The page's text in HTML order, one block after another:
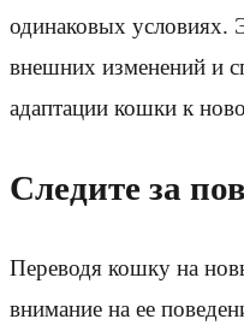
одинаковых условиях.
внешних изменений и
адаптации кошки к
Следите за
Переводя кошку на
внимание на ее